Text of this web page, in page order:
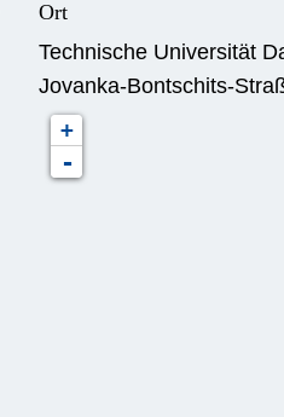
Ort
Technische Universität
Jovanka-Bontschits-
+
-